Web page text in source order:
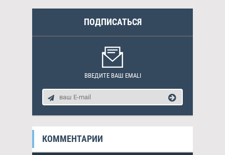
ПОДПИСАТЬСЯ
ВВЕДИТЕ ВАШ EMALI
КОММЕНТАРИИ